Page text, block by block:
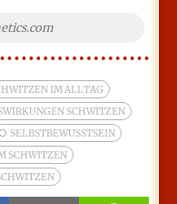
IM ALLTAG
SCHWITZEN
SELBSTBEWUSSTSEIN
SCHWITZEN